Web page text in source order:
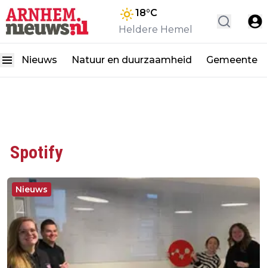
18°C
Heldere Hemel
Nieuws Natuur en duurzaamheid Gemeente
Spotify
Nieuws